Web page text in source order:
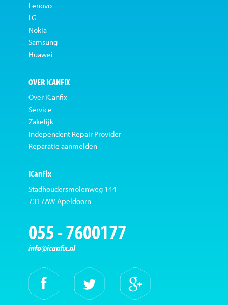
Lenovo
LG
Nokia
Samsung
Huawei
OVER ICANFIX
Over iCanfix
Service
Zakelijk
Independent Repair Provider
Reparatie aanmelden
ICanFix
Stadhoudersmolenweg 144
7317AW Apeldoorn
055 - 7600177
info@icanfix.nl